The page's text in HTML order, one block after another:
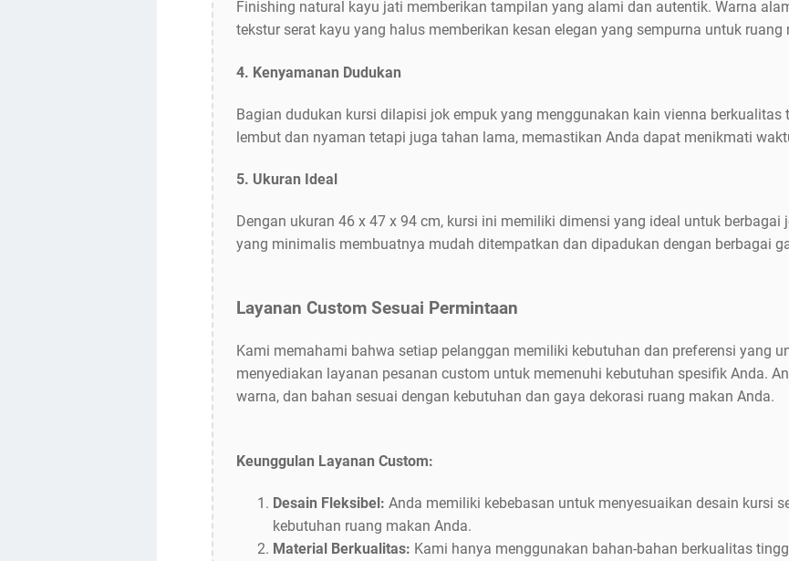
Finishing natural kayu jati memberikan tampilan yang alami dan autentik. Warna
tekstur serat kayu yang halus memberikan kesan elegan yang sempurna untuk ruang
4. Kenyamanan Dudukan
Bagian dudukan kursi dilapisi jok empuk yang menggunakan kain vienna
lembut dan nyaman tetapi juga tahan lama, memastikan Anda dapat menikmati
5. Ukuran Ideal
Dengan ukuran 46 x 47 x 94 cm, kursi ini memiliki dimensi yang ideal untuk berbagai
yang minimalis membuatnya mudah ditempatkan dan dipadukan dengan berbagai
Layanan Custom Sesuai Permintaan
Kami memahami bahwa setiap pelanggan memiliki kebutuhan dan preferensi yang
menyediakan layanan pesanan custom untuk memenuhi kebutuhan spesifik Anda.
warna, dan bahan sesuai dengan kebutuhan dan gaya dekorasi ruang makan Anda.
Keunggulan Layanan Custom:
Desain Fleksibel: Anda memiliki kebebasan untuk menyesuaikan desain kursi
kebutuhan ruang makan Anda.
Material Berkualitas: Kami hanya menggunakan bahan-bahan berkualitas